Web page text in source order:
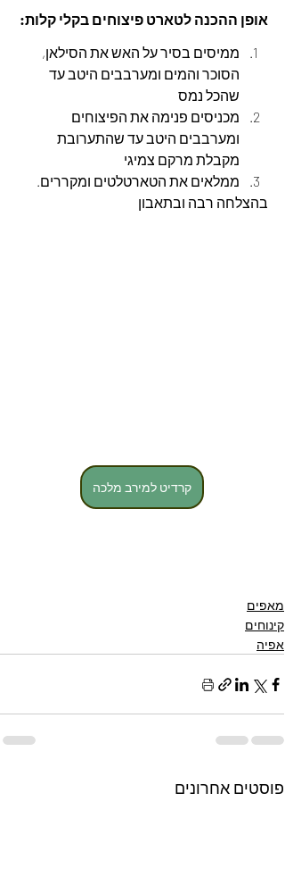
אופן ההכנה לטארט פיצוחים בקלי קלות:
ממיסים בסיר על האש את הסילאן,
הסוכר והמים ומערבבים היטב עד
שהכל נמס
מכניסים פנימה את הפיצוחים
ומערבבים היטב עד שהתערובת
מקבלת מרקם צמיגי
ממלאים את הטארטלטים ומקררים.
בהצלחה רבה ובתאבון
קרדיט למירב מלכה
מאפים
קינוחים
אפיה
פוסטים אחרונים